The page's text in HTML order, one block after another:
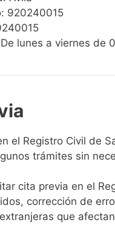
920240015
lunes a viernes de
el Registro Civil de
trámites sin
cita previa en el
corrección de
que